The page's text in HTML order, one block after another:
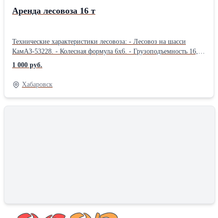
Аренда лесовоза 16 т
Технические характеристики лесовоза: - Лесовоз на шасси
КамАЗ-53228. - Колесная формула 6х6. - Грузоподъемность 16,03
т. - Объем 32 м3. - Габаритные размеры 3,17х2,5х3,81 м.
Поможем решить задачи по перевозке лесоматериалов.
1 000 руб.
Хабаровск